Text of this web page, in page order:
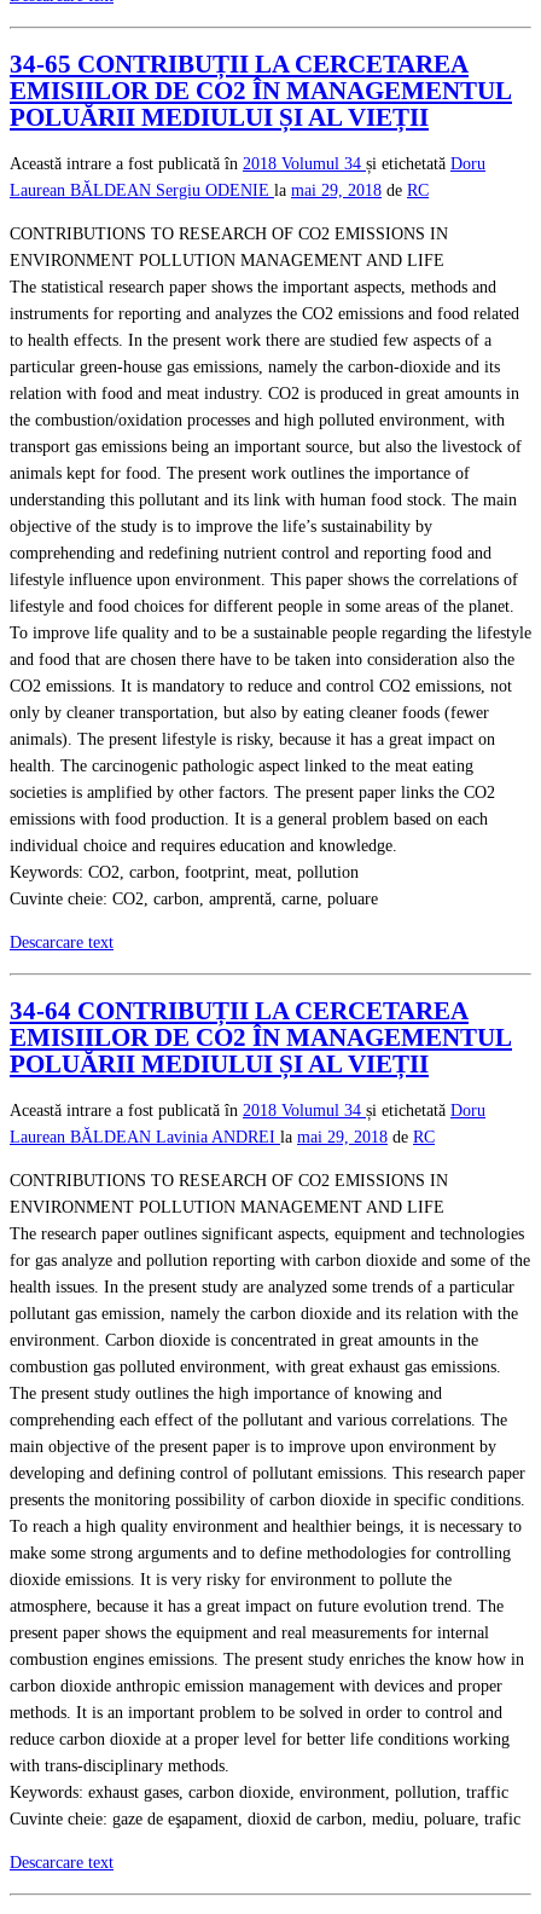
34-65 CONTRIBUȚII LA CERCETAREA
EMISIILOR DE CO2 ÎN MANAGEMENTUL
POLUĂRII MEDIULUI ȘI AL VIEȚII
Această intrare a fost publicată în 2018 Volumul 34 și etichetată Doru
Laurean BĂLDEAN Sergiu ODENIE la mai 29, 2018 de RC
CONTRIBUTIONS TO RESEARCH OF CO2 EMISSIONS IN
ENVIRONMENT POLLUTION MANAGEMENT AND LIFE
The statistical research paper shows the important aspects, methods and
instruments for reporting and analyzes the CO2 emissions and food related
to health effects. In the present work there are studied few aspects of a
particular green-house gas emissions, namely the carbon-dioxide and its
relation with food and meat industry. CO2 is produced in great amounts in
the combustion/oxidation processes and high polluted environment, with
transport gas emissions being an important source, but also the livestock of
animals kept for food. The present work outlines the importance of
understanding this pollutant and its link with human food stock. The main
objective of the study is to improve the life’s sustainability by
comprehending and redefining nutrient control and reporting food and
lifestyle influence upon environment. This paper shows the correlations of
lifestyle and food choices for different people in some areas of the planet.
To improve life quality and to be a sustainable people regarding the lifestyle
and food that are chosen there have to be taken into consideration also the
CO2 emissions. It is mandatory to reduce and control CO2 emissions, not
only by cleaner transportation, but also by eating cleaner foods (fewer
animals). The present lifestyle is risky, because it has a great impact on
health. The carcinogenic pathologic aspect linked to the meat eating
societies is amplified by other factors. The present paper links the CO2
emissions with food production. It is a general problem based on each
individual choice and requires education and knowledge.
Keywords: CO2, carbon, footprint, meat, pollution
Cuvinte cheie: CO2, carbon, amprentă, carne, poluare
Descarcare text
34-64 CONTRIBUȚII LA CERCETAREA
EMISIILOR DE CO2 ÎN MANAGEMENTUL
POLUĂRII MEDIULUI ȘI AL VIEȚII
Această intrare a fost publicată în 2018 Volumul 34 și etichetată Doru
Laurean BĂLDEAN Lavinia ANDREI la mai 29, 2018 de RC
CONTRIBUTIONS TO RESEARCH OF CO2 EMISSIONS IN
ENVIRONMENT POLLUTION MANAGEMENT AND LIFE
The research paper outlines significant aspects, equipment and technologies
for gas analyze and pollution reporting with carbon dioxide and some of the
health issues. In the present study are analyzed some trends of a particular
pollutant gas emission, namely the carbon dioxide and its relation with the
environment. Carbon dioxide is concentrated in great amounts in the
combustion gas polluted environment, with great exhaust gas emissions.
The present study outlines the high importance of knowing and
comprehending each effect of the pollutant and various correlations. The
main objective of the present paper is to improve upon environment by
developing and defining control of pollutant emissions. This research paper
presents the monitoring possibility of carbon dioxide in specific conditions.
To reach a high quality environment and healthier beings, it is necessary to
make some strong arguments and to define methodologies for controlling
dioxide emissions. It is very risky for environment to pollute the
atmosphere, because it has a great impact on future evolution trend. The
present paper shows the equipment and real measurements for internal
combustion engines emissions. The present study enriches the know how in
carbon dioxide anthropic emission management with devices and proper
methods. It is an important problem to be solved in order to control and
reduce carbon dioxide at a proper level for better life conditions working
with trans-disciplinary methods.
Keywords: exhaust gases, carbon dioxide, environment, pollution, traffic
Cuvinte cheie: gaze de eşapament, dioxid de carbon, mediu, poluare, trafic
Descarcare text